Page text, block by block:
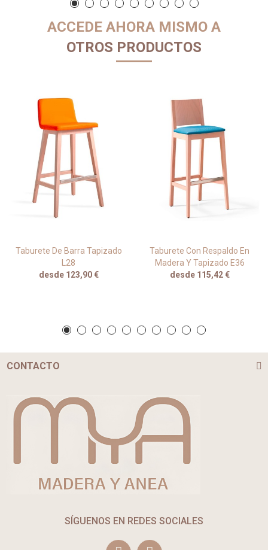
ACCEDE AHORA MISMO A
OTROS PRODUCTOS
Taburete De Barra Tapizado
L28
desde 123,90 €
Taburete Con Respaldo En
Madera Y Tapizado E36
desde 115,42 €
CONTACTO
SÍGUENOS EN REDES SOCIALES